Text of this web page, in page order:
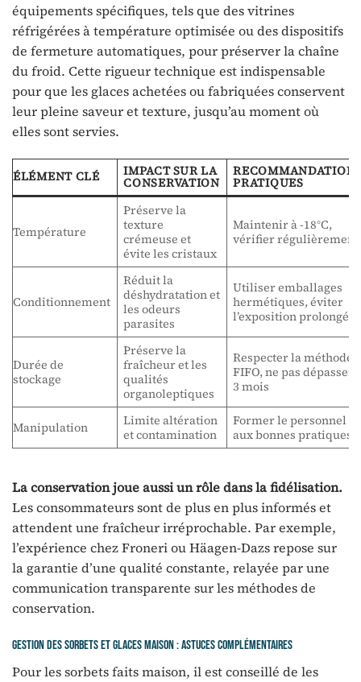
équipements spécifiques, tels que des vitrines
réfrigérées à température optimisée ou des dispositifs
de fermeture automatiques, pour préserver la chaîne
du froid. Cette rigueur technique est indispensable
pour que les glaces achetées ou fabriquées conservent
leur pleine saveur et texture, jusqu’au moment où
elles sont servies.
ÉLÉMENT CLÉ IMPACT SUR LA
CONSERVATION PRATIQUES
Température
Préserve la
texture
crémeuse et
évite les cristaux
Maintenir à -18°C,
vérifier régulièrement
Conditionnement
Réduit la
déshydratation et
les odeurs
parasites
Utiliser emballages
hermétiques, éviter
l’exposition prolongée
Durée de
stockage
Préserve la
fraîcheur et les
qualités
organoleptiques
Respecter la méthode
FIFO, ne pas dépasser
3 mois
Manipulation
Limite altération
et contamination
Former le personnel
aux bonnes pratiques
La conservation joue aussi un rôle dans la fidélisation.
Les consommateurs sont de plus en plus informés et
attendent une fraîcheur irréprochable. Par exemple,
l’expérience chez Froneri ou Häagen-Dazs repose sur
la garantie d’une qualité constante, relayée par une
communication transparente sur les méthodes de
conservation.
Gestion des sorbets et glaces maison : astuces complémentaires
Pour les sorbets faits maison, il est conseillé de les